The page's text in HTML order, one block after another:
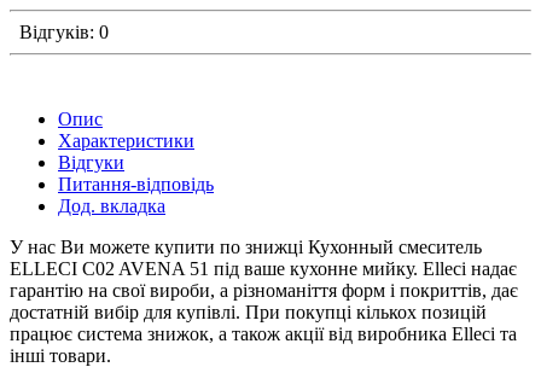
Відгуків: 0
Опис
Характеристики
Відгуки
Питання-відповідь
Дод. вкладка
У нас Ви можете купити по знижці Кухонный смеситель
ELLECI C02 AVENA 51 під ваше кухонне мийку. Elleci надає
гарантію на свої вироби, а різноманіття форм і покриттів, дає
достатній вибір для купівлі. При покупці кількох позицій
працює система знижок, а також акції від виробника Elleci та
інші товари.